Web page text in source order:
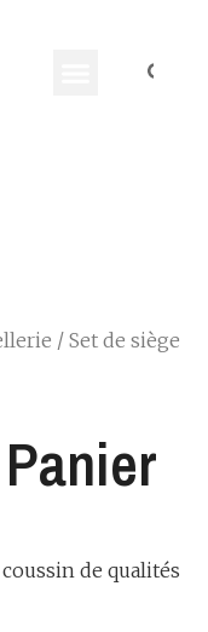
/ Set de siège
de qualités